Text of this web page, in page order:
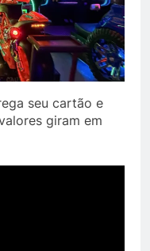
seu cartão e
giram em